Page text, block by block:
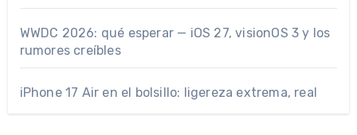
WWDC 2026: qué esperar — iOS 27, visionOS 3 y los
rumores creíbles
iPhone 17 Air en el bolsillo: ligereza extrema, real